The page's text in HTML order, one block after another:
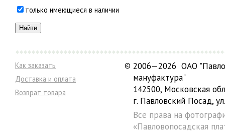
только имеющиеся в наличии
Как заказать
Доставка и оплата
Возврат товара
© 2006—2026 ОАО
мануфактура"
142500, Московская
г. Павловский Посад,
Все права на
«Павловопосадская